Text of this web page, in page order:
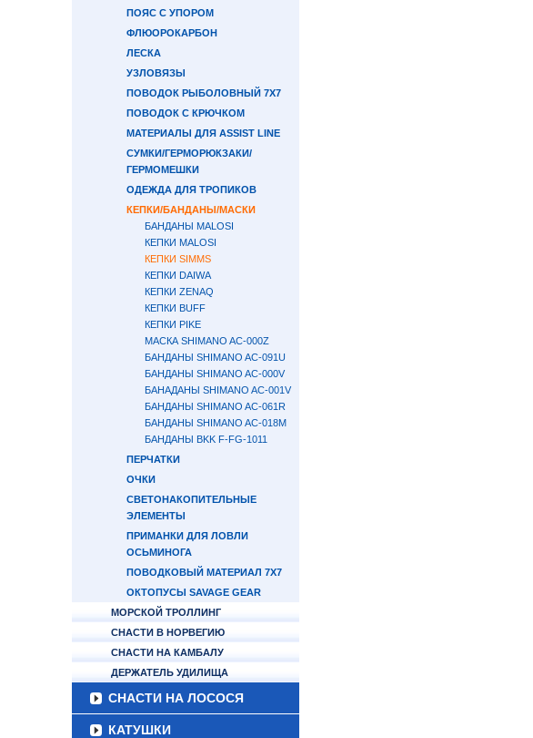
ПОЯС С УПОРОМ
ФЛЮОРОКАРБОН
ЛЕСКА
УЗЛОВЯЗЫ
ПОВОДОК РЫБОЛОВНЫЙ 7Х7
ПОВОДОК С КРЮЧКОМ
МАТЕРИАЛЫ ДЛЯ ASSIST LINE
СУМКИ/ГЕРМОРЮКЗАКИ/
ГЕРМОМЕШКИ
ОДЕЖДА ДЛЯ ТРОПИКОВ
КЕПКИ/БАНДАНЫ/МАСКИ
БАНДАНЫ MALOSI
КЕПКИ MALOSI
КЕПКИ SIMMS
КЕПКИ DAIWA
КЕПКИ ZENAQ
КЕПКИ BUFF
КЕПКИ PIKE
МАСКА SHIMANO AC-000Z
БАНДАНЫ SHIMANO AC-091U
БАНДАНЫ SHIMANO AC-000V
БАНАДАНЫ SHIMANO AC-001V
БАНДАНЫ SHIMANO AC-061R
БАНДАНЫ SHIMANO AC-018M
БАНДАНЫ BKK F-FG-1011
ПЕРЧАТКИ
ОЧКИ
СВЕТОНАКОПИТЕЛЬНЫЕ
ЭЛЕМЕНТЫ
ПРИМАНКИ ДЛЯ ЛОВЛИ
ОСЬМИНОГА
ПОВОДКОВЫЙ МАТЕРИАЛ 7Х7
ОКТОПУСЫ SAVAGE GEAR
МОРСКОЙ ТРОЛЛИНГ
СНАСТИ В НОРВЕГИЮ
СНАСТИ НА КАМБАЛУ
ДЕРЖАТЕЛЬ УДИЛИЩА
СНАСТИ НА ЛОСОСЯ
КАТУШКИ